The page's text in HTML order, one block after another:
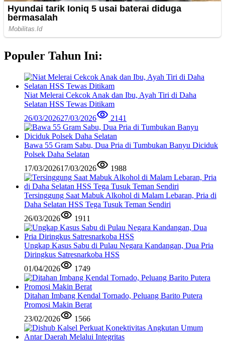
Populer Tahun Ini:
Niat Melerai Cekcok Anak dan Ibu, Ayah Tiri di Daha
Selatan HSS Tewas Ditikam
26/03/202627/03/2026 2141
Bawa 55 Gram Sabu, Dua Pria di Tumbukan Banyu Diciduk
Polsek Daha Selatan
17/03/202617/03/2026 1988
Tersinggung Saat Mabuk Alkohol di Malam Lebaran, Pria di
Daha Selatan HSS Tega Tusuk Teman Sendiri
26/03/2026
1911
Ungkap Kasus Sabu di Pulau Negara Kandangan, Dua Pria
Diringkus Satresnarkoba HSS
01/04/2026
1749
Ditahan Imbang Kendal Tornado, Peluang Barito Putera
Promosi Makin Berat
23/02/2026
1566